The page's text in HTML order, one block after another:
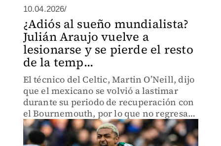
10.04.2026/
¿Adiós al sueño mundialista?
Julián Araujo vuelve a
lesionarse y se pierde el resto
de la temp...
El técnico del Celtic, Martin O’Neill, dijo
que el mexicano se volvió a lastimar
durante su periodo de recuperación con
el Bournemouth, por lo que no regresará
a Escocia